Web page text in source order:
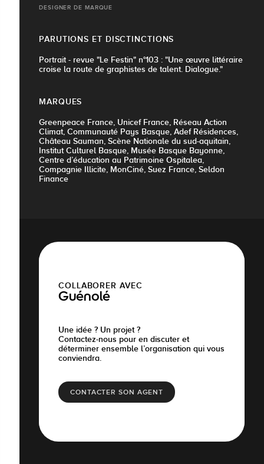
DESIGNER DE MARQUE
PARUTIONS ET DISCTINCTIONS
Portrait - revue "Le Festin" n°103 : "Une œuvre littéraire
croise la route de graphistes de talent. Dialogue."
MARQUES
Greenpeace France, Unicef France, Réseau Action
Climat, Communauté Pays Basque, Adef Résidences,
Château Sauman, Scène Nationale du sud-aquitain,
Institut Culturel Basque, Musée Basque Bayonne,
Centre d’éducation au Patrimoine Ospitalea,
Compagnie Illicite, MonCiné, Suez France, Seldon
Finance
COLLABORER AVEC
Guénolé
Une idée ? Un projet ?
Contactez-nous pour en discuter et
déterminer ensemble l’organisation qui vous
conviendra.
CONTACTER SON AGENT